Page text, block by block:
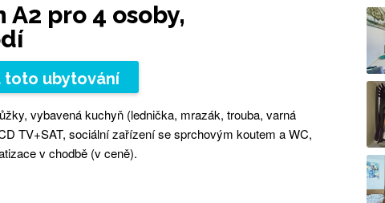
pro 4 osoby,
toto ubytování
vybavená kuchyň (lednička, mrazák, trouba, varná
TV+SAT, sociální zařízení se sprchovým koutem a WC,
v chodbě (v ceně).